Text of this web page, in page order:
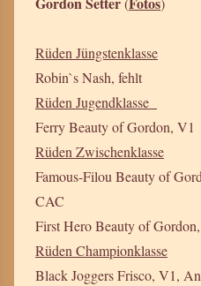
Rüden Jüngstenklasse
Robin`s Nash, fehlt
Rüden Jugendklasse
Ferry Beauty of Gordon, V1
Rüden Zwischenklasse
Famous-Filou Beauty of
CAC
First Hero Beauty of
Rüden Championklasse
Black Joggers Frisco, V1,